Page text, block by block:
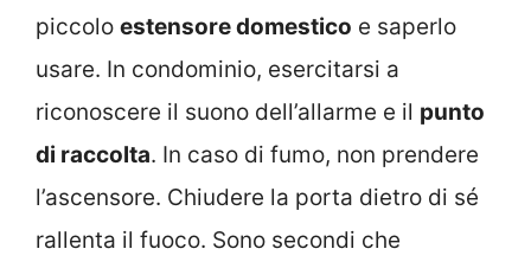
piccolo estensore domestico e saperlo
usare. In condominio, esercitarsi a
riconoscere il suono dell’allarme e il punto
di raccolta. In caso di fumo, non prendere
l’ascensore. Chiudere la porta dietro di sé
rallenta il fuoco. Sono secondi che